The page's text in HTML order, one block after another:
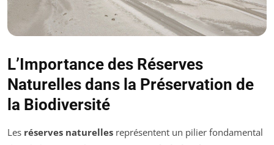
L’Importance des Réserves
Naturelles dans la Préservation de
la Biodiversité
Les réserves naturelles représentent un pilier fondamental